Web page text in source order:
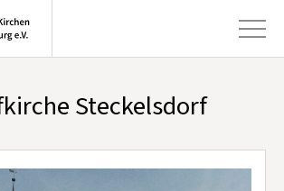
+
Steckelsdorf